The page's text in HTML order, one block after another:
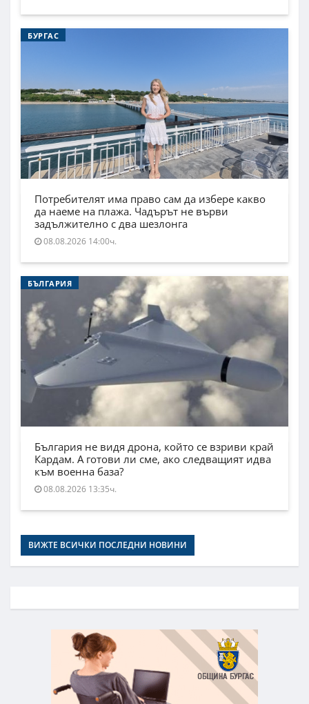
БУРГАС
Потребителят има право сам да избере какво
да наеме на плажа. Чадърът не върви
задължително с два шезлонга
08.08.2026 14:00ч.
БЪЛГАРИЯ
България не видя дрона, който се взриви край
Кардам. А готови ли сме, ако следващият идва
към военна база?
08.08.2026 13:35ч.
ВИЖТЕ ВСИЧКИ ПОСЛЕДНИ НОВИНИ